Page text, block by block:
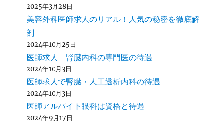
2025年3月28日
美容外科医師求人のリアル！人気の秘密を徹底解
剖
2024年10月25日
医師求人 腎臓内科の専門医の待遇
2024年10月3日
医師求人で腎臓・人工透析内科の待遇
2024年10月3日
医師アルバイト眼科は資格と待遇
2024年9月17日